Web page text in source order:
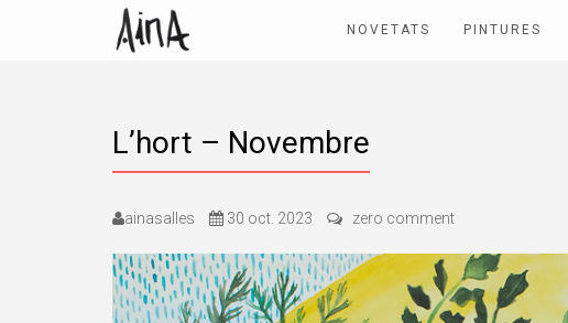
NOVETATS PINTURES
L’hort – Novembre
ainasalles 30 oct. 2023 zero comment